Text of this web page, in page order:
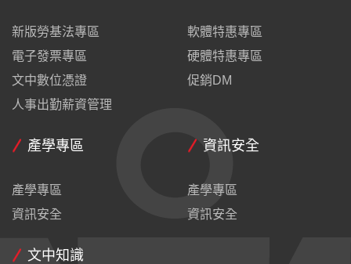
新版勞基法專區
電子發票專區
文中數位憑證
人事出勤薪資管理
軟體特惠專區
硬體特惠專區
促銷DM
產學專區
產學專區
資訊安全
資訊安全
產學專區
資訊安全
文中知識